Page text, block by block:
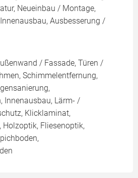
Neueinbau / Montage,
Ausbesserung /
/ Fassade, Türen /
Schimmelentfernung,
Innenausbau, Lärm- /
Klicklaminat,
Fliesenoptik,